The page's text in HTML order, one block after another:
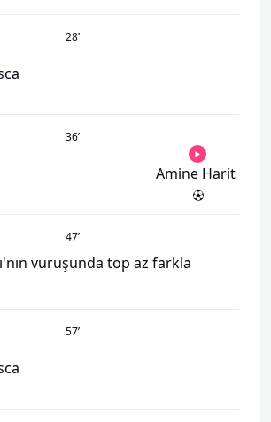
28’
36’
Amine Harit
47’
vuruşunda top az farkla
57’